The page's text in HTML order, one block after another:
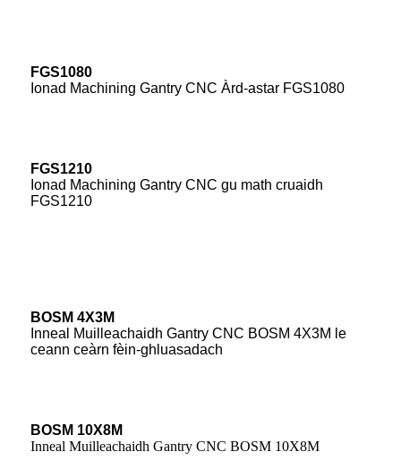
FGS1080
Ionad Machining Gantry CNC Àrd-astar FGS1080
FGS1210
Ionad Machining Gantry CNC gu math cruaidh
FGS1210
BOSM 4X3M
Inneal Muilleachaidh Gantry CNC BOSM 4X3M le
ceann ceàrn fèin-ghluasadach
BOSM 10X8M
Inneal Muilleachaidh Gantry CNC BOSM 10X8M